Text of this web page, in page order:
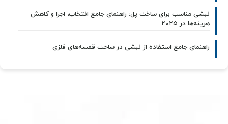
نبشی مناسب برای ساخت پل: راهنمای جامع انتخاب، اجرا و کاهش
هزینه‌ها در ۲۰۲۵
راهنمای جامع استفاده از نبشی در ساخت قفسه‌های فلزی